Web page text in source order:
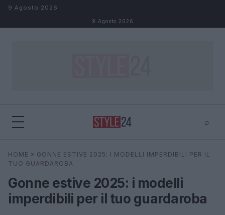
Salta al contenuto
9 Agosto 2026
9 Agosto 2026
⌕
Cerca ⌕ ×
HOME » GONNE ESTIVE 2025: I MODELLI IMPERDIBILI PER IL
TUO GUARDAROBA
Gonne estive 2025: i modelli
imperdibili per il tuo guardaroba